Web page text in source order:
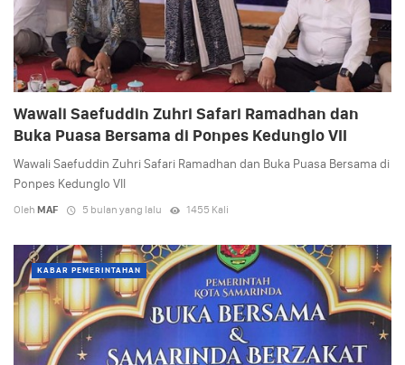
Wawali Saefuddin Zuhri Safari Ramadhan dan
Buka Puasa Bersama di Ponpes Kedunglo VII
Wawali Saefuddin Zuhri Safari Ramadhan dan Buka Puasa Bersama di
Ponpes Kedunglo VII
Oleh MAF 5 bulan yang lalu 1455 Kali
KABAR PEMERINTAHAN